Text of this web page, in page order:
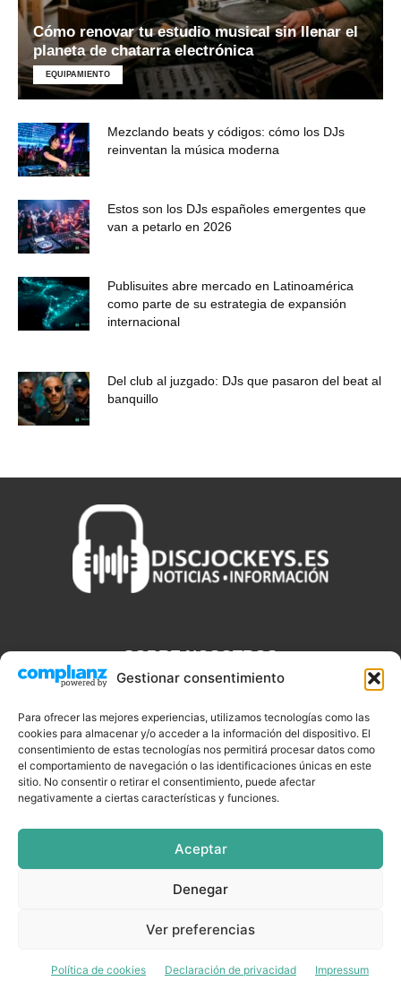
Gestionar consentimiento
Para ofrecer las mejores experiencias, utilizamos tecnologías como las
cookies para almacenar y/o acceder a la información del dispositivo. El
consentimiento de estas tecnologías nos permitirá procesar datos como
el comportamiento de navegación o las identificaciones únicas en este
sitio. No consentir o retirar el consentimiento, puede afectar
negativamente a ciertas características y funciones.
Aceptar
Denegar
Ver preferencias
Política de cookies Declaración de privacidad Impressum
Cómo renovar tu estudio musical sin llenar el
planeta de chatarra electrónica
EQUIPAMIENTO
Mezclando beats y códigos: cómo los DJs
reinventan la música moderna
Estos son los DJs españoles emergentes que
van a petarlo en 2026
Publisuites abre mercado en Latinoamérica
como parte de su estrategia de expansión
internacional
Del club al juzgado: DJs que pasaron del beat al
banquillo
SOBRE NOSOTROS
que necesitas saber sobre noticias, novedades, tecnologías y
aplicaciones que te ayudaran a ser un mejor Djs.
SÍGUENOS
EQUIPAMIENTO EVENTOS
TUTORIALES
© DISCJOCKEYS.ES - ¡Todo lo un Dj necesitar saber!